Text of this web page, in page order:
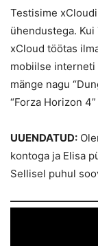
Testisime
ühendustega.
xCloud töötas
mobiilse
mänge nagu
“Forza Horizon
UUENDATUD:
kontoga ja Elisa
Sellisel puhul